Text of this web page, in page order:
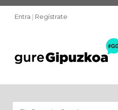
Entra | Regístrate